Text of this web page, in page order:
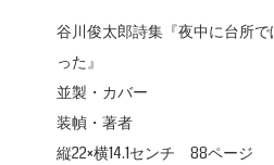
谷川俊太郎詩集『夜中に台所
った』
並製・カバー
装幀・著者
縦22×横14.1センチ 88ページ